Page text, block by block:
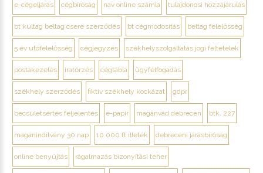
e-cégeljárás cégbíróság nav online számla tulajdonosi hozzájárulás
bt kültag beltag csere szerződés bt cégmódosítás beltag felelősség
5 év utófelelősség cégjegyzés székhelyszolgáltatás jogi feltételek
postakezelés iratőrzés cégtábla ügyfélfogadás
székhely szerződés fiktív székhely kockázat gdpr
becsületsértés feljelentés e-papír magánvád debrecen btk. 227
magánindítvány 30 nap 10 000 ft illeték debreceni járásbíróság
online benyújtás rágalmazás bizonyítási teher